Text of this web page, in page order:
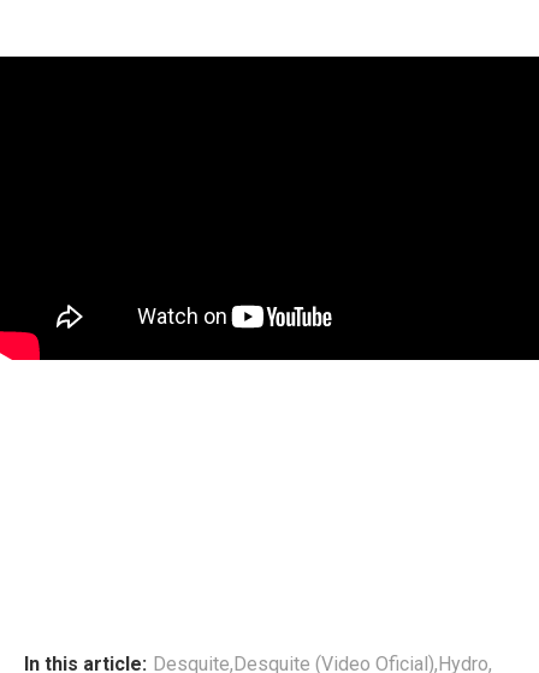
In this article: Desquite,Desquite (Video Oficial),Hydro,